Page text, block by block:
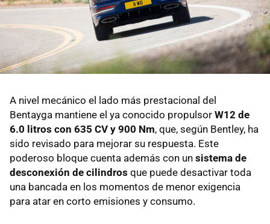
A nivel mecánico el lado más prestacional del
Bentayga mantiene el ya conocido propulsor W12 de
6.0 litros con 635 CV y 900 Nm, que, según Bentley, ha
sido revisado para mejorar su respuesta. Este
poderoso bloque cuenta además con un sistema de
desconexión de cilindros que puede desactivar toda
una bancada en los momentos de menor exigencia
para atar en corto emisiones y consumo.